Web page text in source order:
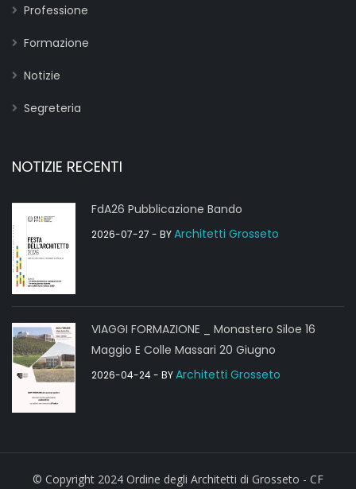
Professione
Formazione
Notizie
Segreteria
NOTIZIE RECENTI
FdA26 Pubblicazione Bando
2026-07-27 - BYArchitetti Grosseto
VIAGGI FORMAZIONE _ Monastero Siloe 16
Maggio E Colle Massari 20 Giugno
2026-04-24- BYArchitetti Grosseto
© Copyright 2024 Ordine degli Architetti di Grosseto - CF